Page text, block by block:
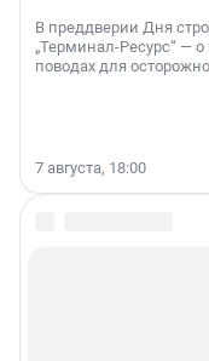
В преддверии Дня
„Терминал-Ресурс“ —
поводах для
7 августа, 18:00